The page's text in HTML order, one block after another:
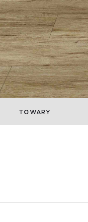
TOWARY